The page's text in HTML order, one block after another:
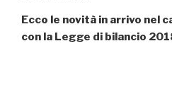
successivo
Ecco le novità in arrivo nel
con la Legge di bilancio